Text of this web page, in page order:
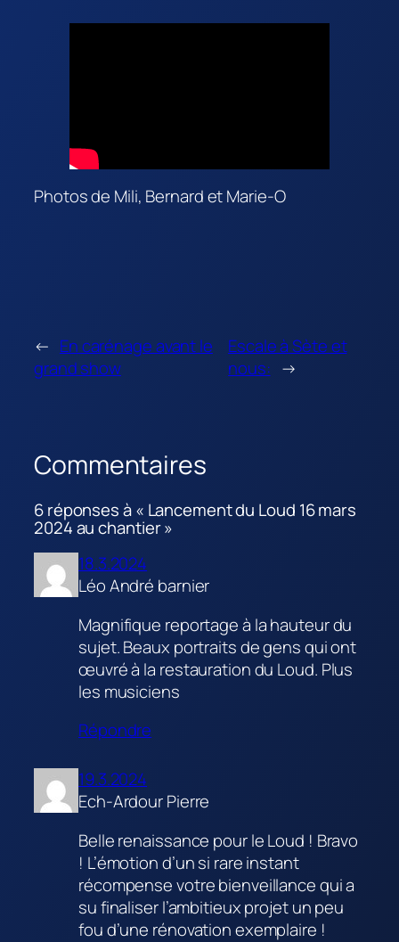
Photos de Mili, Bernard et Marie-O
← En carénage avant le
grand show
Escale à Sète et
nous: →
Commentaires
6 réponses à « Lancement du Loud 16 mars
2024 au chantier »
18.3.2024
Léo André barnier
Magnifique reportage à la hauteur du
sujet. Beaux portraits de gens qui ont
œuvré à la restauration du Loud. Plus
les musiciens
Répondre
19.3.2024
Ech-Ardour Pierre
Belle renaissance pour le Loud ! Bravo
! L’émotion d’un si rare instant
récompense votre bienveillance qui a
su finaliser l’ambitieux projet un peu
fou d’une rénovation exemplaire !